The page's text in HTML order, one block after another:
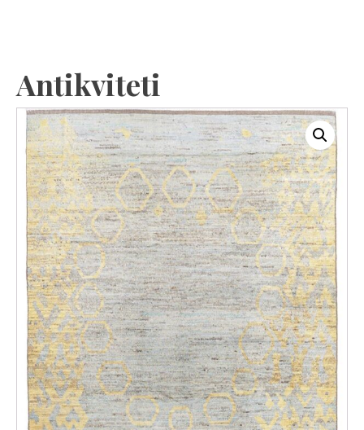
Antikviteti